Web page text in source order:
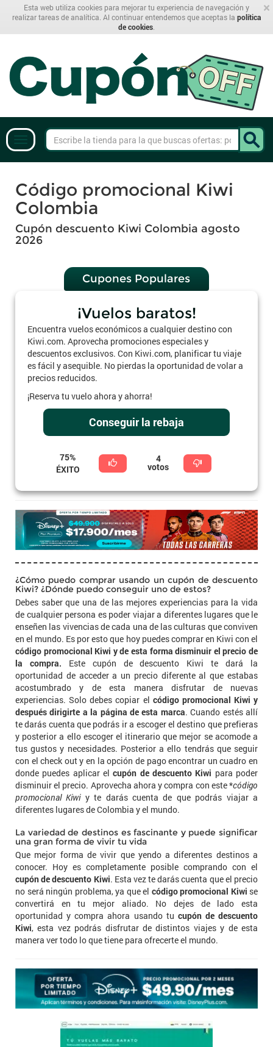
×
Esta web utiliza cookies para mejorar tu experiencia de navegación y
realizar tareas de analítica. Al continuar entendemos que aceptas la política
de cookies
Código promocional Kiwi
Colombia
Cupón descuento Kiwi Colombia agosto
2026
Cupones Populares
¡Vuelos baratos!
Encuentra vuelos económicos a cualquier destino con
Kiwi.com. Aprovecha promociones especiales y
descuentos exclusivos. Con Kiwi.com, planificar tu viaje
es fácil y asequible. No pierdas la oportunidad de volar a
precios reducidos.
¡Reserva tu vuelo ahora y ahorra!
Conseguir la rebaja
75%
ÉXITO
4
votos
¿Cómo puedo comprar usando un cupón de descuento
Kiwi? ¿Dónde puedo conseguir uno de estos?
Debes saber que una de las mejores experiencias para la vida
de cualquier persona es poder viajar a diferentes lugares que le
enseñen las vivencias de cada una de las culturas que conviven
en el mundo. Es por esto que hoy puedes comprar en Kiwi con el
código promocional Kiwi y de esta forma disminuir el precio de
la compra. Este cupón de descuento Kiwi te dará la
oportunidad de acceder a un precio diferente al que estabas
acostumbrado y de esta manera disfrutar de nuevas
experiencias. Solo debes copiar el código promocional Kiwi y
después dirigirte a la página de esta marca. Cuando estés allí
te darás cuenta que podrás ir a escoger el destino que prefieras
y posterior a ello escoger el itinerario que mejor se acomode a
tus gustos y necesidades. Posterior a ello tendrás que seguir
con el check out y en la opción de pago encontrar un cuadro en
donde puedes aplicar elcupón de descuento Kiwi para poder
disminuir el precio. Aprovecha ahora y compra con este *código
promocional Kiwiy te darás cuenta de que podrás viajar a
diferentes lugares de Colombia y el mundo.
La variedad de destinos es fascinante y puede significar
una gran forma de vivir tu vida
Que mejor forma de vivir que yendo a diferentes destinos a
conocer. Hoy es completamente posible comprando con el
cupón de descuento Kiwi. Esta vez te darás cuenta que el precio
no será ningún problema, ya que el código promocional Kiwi se
convertirá en tu mejor aliado. No dejes de lado esta
oportunidad y compra ahora usando tu cupón de descuento
Kiwi, esta vez podrás disfrutar de distintos viajes y de esta
manera ver todo lo que tiene para ofrecerte el mundo.